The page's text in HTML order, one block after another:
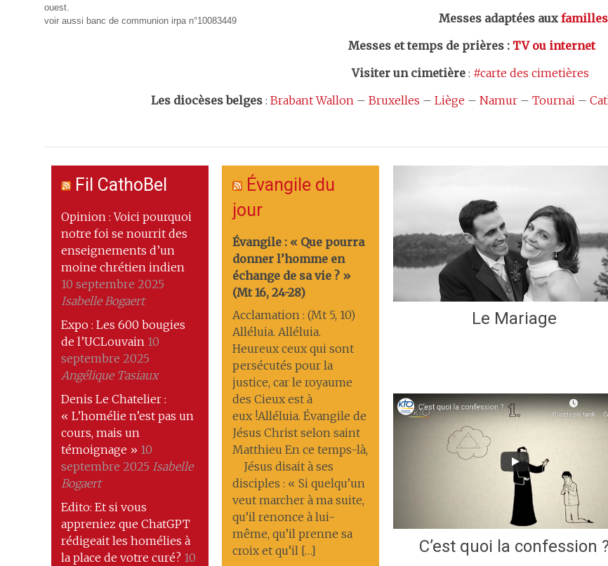
ouest.
voir aussi banc de communion irpa n°10083449
Messes adaptées aux familles
Messes et temps de prières : TV ou internet
Visiter un cimetière : #carte des cimetières
Les diocèses belges : Brabant Wallon – Bruxelles – Liège – Namur – Tournai –
Fil CathoBel
Opinion : Voici pourquoi
notre foi se nourrit des
enseignements d’un
moine chrétien indien
10 septembre 2025
Isabelle Bogaert
Expo : Les 600 bougies
de l’UCLouvain 10
septembre 2025
Angélique Tasiaux
Denis Le Chatelier :
« L’homélie n’est pas un
cours, mais un
témoignage » 10
septembre 2025 Isabelle
Bogaert
Edito: Et si vous
appreniez que ChatGPT
rédigeait les homélies à
la place de votre curé? 10
Évangile du
jour
Évangile : « Que pourra
donner l’homme en
échange de sa vie ? »
(Mt 16, 24-28)
Acclamation : (Mt 5, 10)
Alléluia. Alléluia.
Heureux ceux qui sont
persécutés pour la
justice, car le royaume
des Cieux est à
eux !Alléluia. Évangile de
Jésus Christ selon saint
Matthieu En ce temps-là,
Jésus disait à ses
disciples : « Si quelqu’un
veut marcher à ma suite,
qu’il renonce à lui-
même, qu’il prenne sa
croix et qu’il […]
Le Mariage
C’est quoi la confession